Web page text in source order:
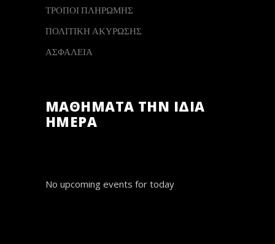
ΤΡΟΠΟΙ ΠΛΗΡΩΜΗΣ
ΠΟΛΙΤΙΚΗ ΑΚΥΡΩΣΗΣ
ΑΣΦΑΛΕΙΑ
ΜΑΘΗΜΑΤΑ ΤΗΝ ΙΔΙΑ
ΗΜΕΡΑ
No upcoming events for today